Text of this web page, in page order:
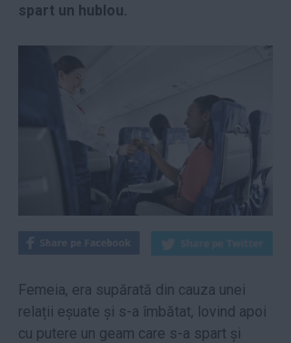
spart un hublou.
Femeia, era supărată din cauza unei
relații eșuate și s-a îmbătat, lovind apoi
cu putere un geam care s-a spart și